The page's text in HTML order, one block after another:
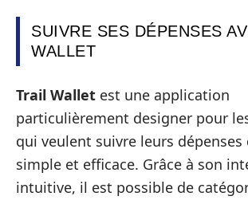
SUIVRE SES DÉPENSES
WALLET
Trail Wallet est une application
particulièrement designer pour
qui veulent suivre leurs dépenses
simple et efficace. Grâce à son
intuitive, il est possible de